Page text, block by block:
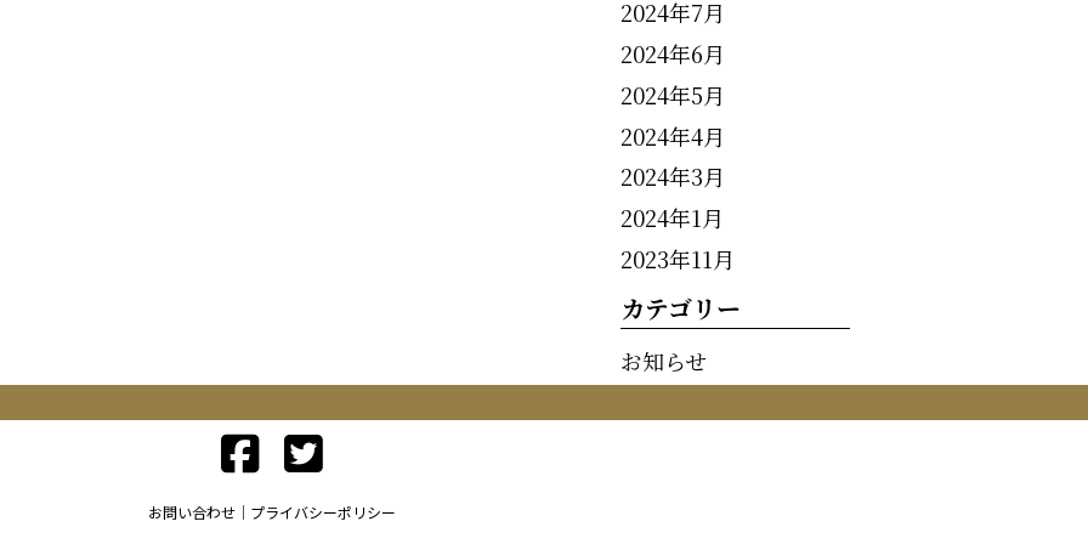
2024年7月
2024年6月
2024年5月
2024年4月
2024年3月
2024年1月
2023年11月
カテゴリー
お知らせ
お問い合わせ プライバシーポリシー